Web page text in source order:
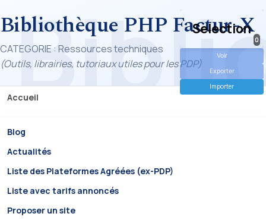
Bibliothèque PHP Factur-X
CATEGORIE : Ressources techniques
(Outils, librairies, tutoriaux utiles pour les PDP)
Accueil
Blog
Actualités
Liste des Plateformes Agréées (ex-PDP)
Liste avec tarifs annoncés
Proposer un site
Selection
0
Voir
Exporter
Importer